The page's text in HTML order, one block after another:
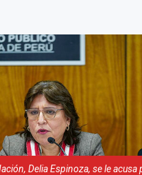
Delia Espinoza, se le acusa